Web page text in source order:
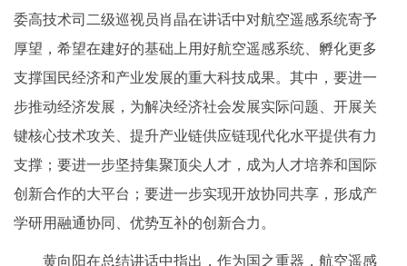
委高技术司二级巡视员肖晶在讲话中对航空遥感系统寄予
厚望，希望在建好的基础上用好航空遥感系统、孵化更多
支撑国民经济和产业发展的重大科技成果。其中，要进一
步推动经济发展，为解决经济社会发展实际问题、开展关
键核心技术攻关、提升产业链供应链现代化水平提供有力
支撑；要进一步坚持集聚顶尖人才，成为人才培养和国际
创新合作的大平台；要进一步实现开放协同共享，形成产
学研用融通协同、优势互补的创新合力。
黄向阳在总结讲话中指出，作为国之重器，航空遥感